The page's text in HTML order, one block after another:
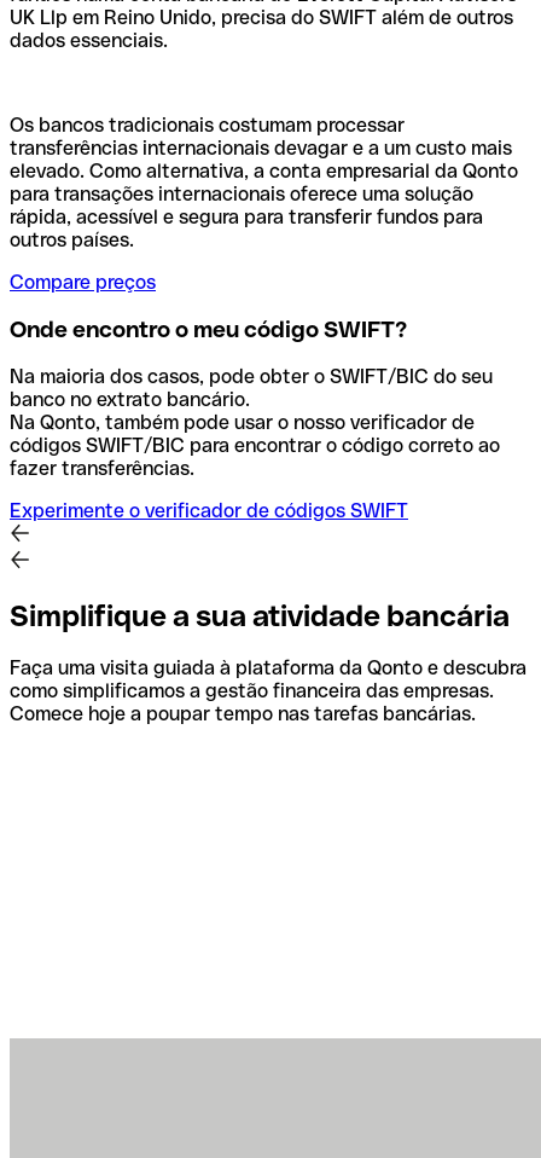
UK Llp em Reino Unido, precisa do SWIFT além de outros
dados essenciais.
Os bancos tradicionais costumam processar
transferências internacionais devagar e a um custo mais
elevado. Como alternativa, a conta empresarial da Qonto
para transações internacionais oferece uma solução
rápida, acessível e segura para transferir fundos para
outros países.
Compare preços
Onde encontro o meu código SWIFT?
Na maioria dos casos, pode obter o SWIFT/BIC do seu
banco no extrato bancário.
Na Qonto, também pode usar o nosso verificador de
códigos SWIFT/BIC para encontrar o código correto ao
fazer transferências.
Experimente o verificador de códigos SWIFT
Simplifique a sua atividade bancária
Faça uma visita guiada à plataforma da Qonto e descubra
como simplificamos a gestão financeira das empresas.
Comece hoje a poupar tempo nas tarefas bancárias.